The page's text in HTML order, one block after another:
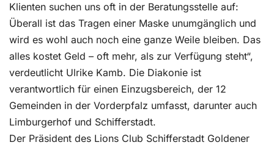
Klienten suchen uns oft in der Beratungsstelle auf:
Überall ist das Tragen einer Maske unumgänglich und
wird es wohl auch noch eine ganze Weile bleiben. Das
alles kostet Geld – oft mehr, als zur Verfügung steht“,
verdeutlicht Ulrike Kamb. Die Diakonie ist
verantwortlich für einen Einzugsbereich, der 12
Gemeinden in der Vorderpfalz umfasst, darunter auch
Limburgerhof und Schifferstadt.
Der Präsident des Lions Club Schifferstadt Goldener